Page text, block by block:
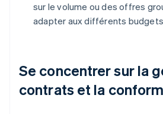
sur le volume ou des offres
adapter aux différents
Se concentrer sur la
contrats et la